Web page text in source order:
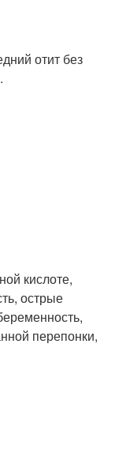
отит без
кислоте,
острые
перепонки,